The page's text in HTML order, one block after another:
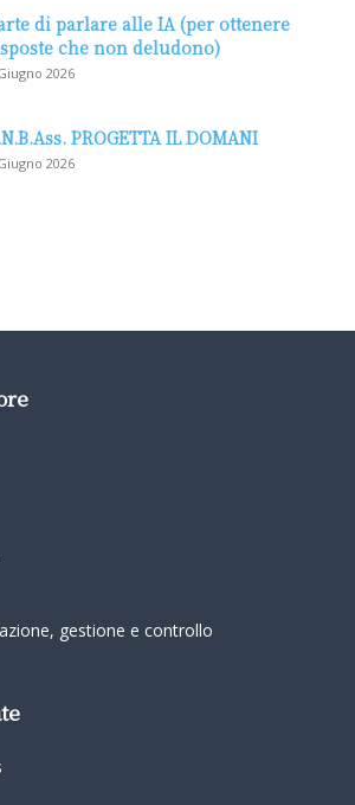
di parlare alle IA (per ottenere
che non deludono)
2026
PROGETTA IL DOMANI
2026
gestione e controllo